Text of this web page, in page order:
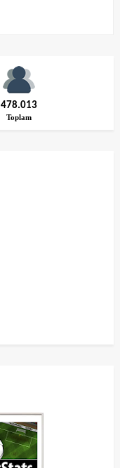
478.013
Toplam